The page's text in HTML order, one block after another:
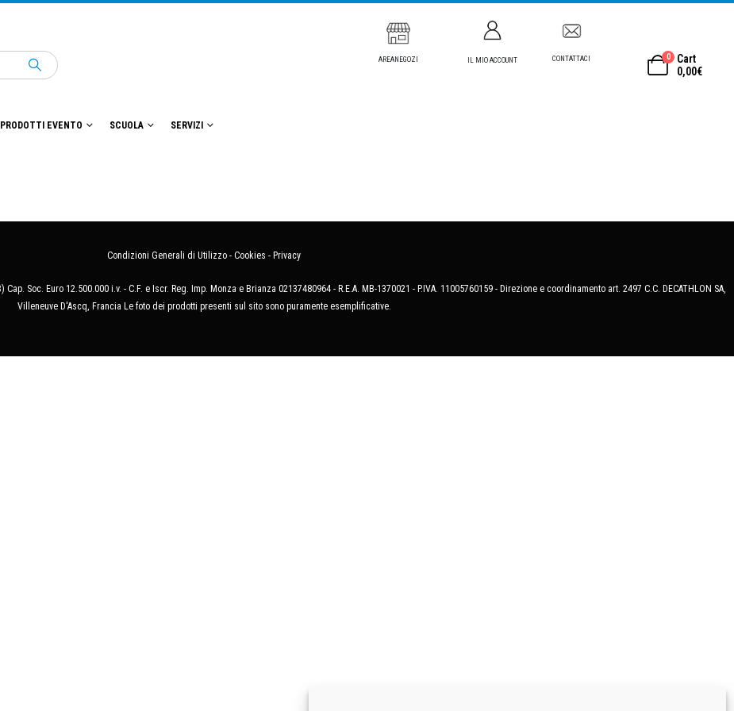
AREANEGOZI IL MIO ACCOUNT CONTATTACI 0
Cart
0,00€
PRODOTTI EVENTO SCUOLA SERVIZI
Condizioni Generali di Utilizzo - Cookies - Privacy
Soc. Euro 12.500.000 i.v. - C.F. e Iscr. Reg. Imp. Monza e Brianza 02137480964 - R.E.A. MB-1370021 - P.IVA. 11005760159 - Direzione e coordinamento art. 2497 C.C. DECATHLON SA,
Villeneuve D'Ascq, Francia Le foto dei prodotti presenti sul sito sono puramente esemplificative.